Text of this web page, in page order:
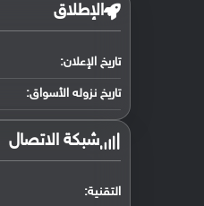
الإطلاق
تاريخ الإعلان:
تاريخ نزوله الأسواق:
شبكة الاتصال
التقنية: